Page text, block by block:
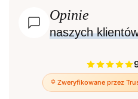
Opinie
naszych
Zweryfikowane przez